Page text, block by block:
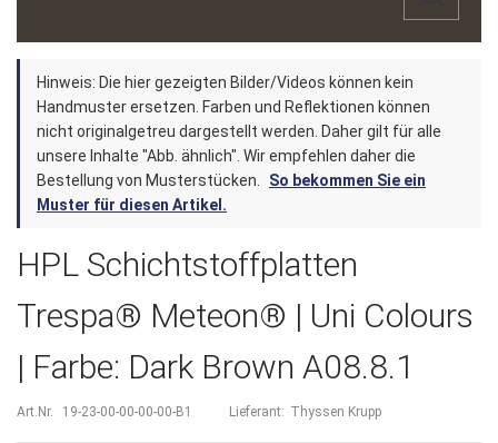
Zum
Anfang
der
Bildergalerie
springen
Hinweis: Die hier gezeigten Bilder/Videos können kein
Handmuster ersetzen. Farben und Reflektionen können
nicht originalgetreu dargestellt werden. Daher gilt für alle
unsere Inhalte "Abb. ähnlich". Wir empfehlen daher die
Bestellung von Musterstücken.
So bekommen Sie ein
Muster für diesen Artikel.
HPL Schichtstoffplatten
Trespa® Meteon® | Uni Colours
| Farbe: Dark Brown A08.8.1
Art.Nr. 19-23-00-00-00-00-B1 Lieferant: Thyssen Krupp